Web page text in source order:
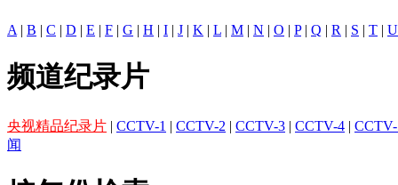
A | B | C | D | E | F | G | H | I | J | K | L | M | N | O | P| Q | R | S | T | U
频道纪录片
央视精品纪录片 | CCTV-1 | CCTV-2 | CCTV-3 | CCTV-4 |
闻